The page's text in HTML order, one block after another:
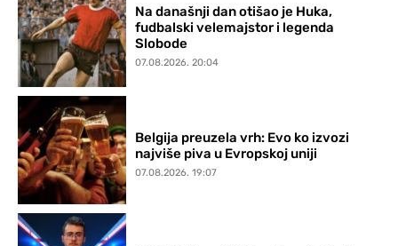
Na današnji dan otišao je Huka,
fudbalski velemajstor i legenda
Slobode
07.08.2026. 20:04
Belgija preuzela vrh: Evo ko izvozi
najviše piva u Evropskoj uniji
07.08.2026. 19:07